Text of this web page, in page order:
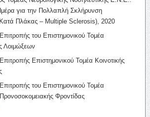
για την Πολλαπλή Σκλήρυνση
Πλάκας – Multiple Sclerosis), 2020
του Επιστημονικού Τομέα
Λοιμώξεων
Επιστημονικού Τομέα Κοινοτικής
του Επιστημονικού Τομέα
Φροντίδας